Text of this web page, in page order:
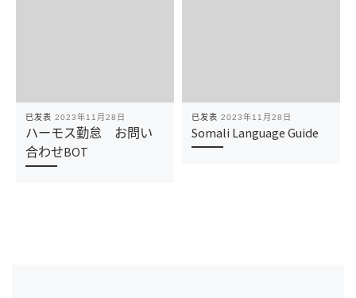
已发表 2023年11月28日
ハーモス勤怠 お問い
合わせBOT
已发表 2023年11月28日
Somali Language Guide